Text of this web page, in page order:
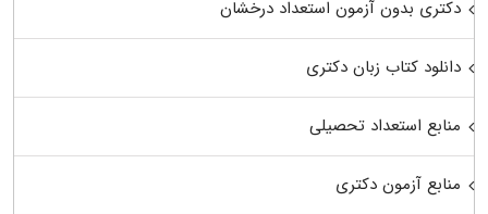
دکتری بدون آزمون استعداد درخشان
دانلود کتاب زبان دکتری
منابع استعداد تحصیلی
منابع آزمون دکتری